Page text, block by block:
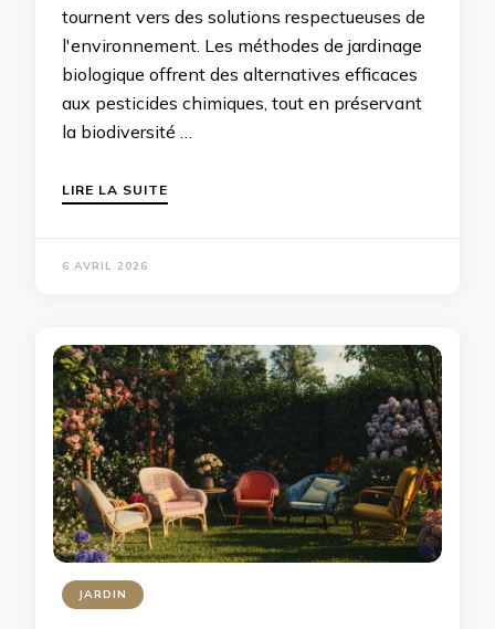
tournent vers des solutions respectueuses de
l'environnement. Les méthodes de jardinage
biologique offrent des alternatives efficaces
aux pesticides chimiques, tout en préservant
la biodiversité …
LIRE LA SUITE
6 AVRIL 2026
JARDIN